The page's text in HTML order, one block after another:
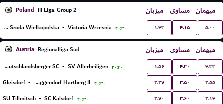
Poland III Liga, Group 2 میزبان مساوی میهمان
Polonia Sroda Wielkopolska - Victoria Wrzesnia ۲۰:۳۰ ۱.۴۳ ۴.۱۵ ۵.۰۰
Austria Regionalliga Sud میزبان مساوی میهمان
Deutschlandsberger SC - SV Allerheiligen ۲۰:۳۰ ۱.۵۶ ۴.۲۰ ۴.۳۳
Gleisdorf - FSC Eggendorf Hartberg II ۲۰:۳۰ ۲.۲۷ ۳.۵۰ ۲.۵۵
SU Tillmitsch - SC Kalsdorf ۲۰:۳۰ ۲.۷۰ ۳.۶۰ ۲.۱۴